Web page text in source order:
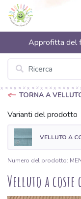
Approfitta del
TORNA A
Varianti del prodotto
VELLUTO A
Numero del prodotto:
Velluto a coste